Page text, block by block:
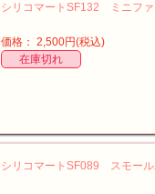
シリコマートSF132 ミニファ
価格： 2,500円(税込)
在庫切れ
シリコマートSF089 スモール